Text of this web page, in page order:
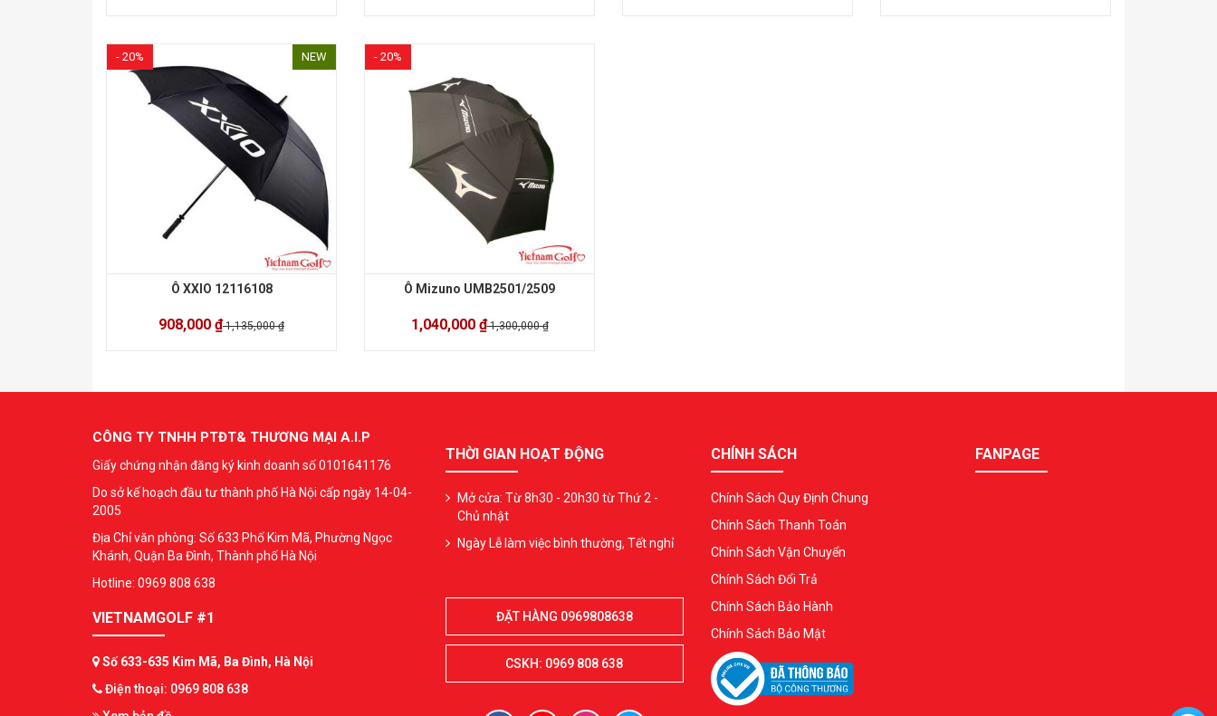
- 20% NEW
Ô XXIO 12116108
908,000 ₫1,135,000 ₫
- 20%
Ô Mizuno UMB2501/2509
1,040,000 ₫1,300,000 ₫
CÔNG TY TNHH PTĐT& THƯƠNG MẠI A.I.P
Giấy chứng nhận đăng ký kinh doanh số 0101641176
Do sở kế hoạch đầu tư thành phố Hà Nội cấp ngày 14-04-
2005
Địa Chỉ văn phòng: Số 633 Phố Kim Mã, Phường Ngọc
Khánh, Quận Ba Đình, Thành phố Hà Nội
Hotline: 0969 808 638
VIETNAMGOLF #1
Số 633-635 Kim Mã, Ba Đình, Hà Nội
Điện thoại: 0969 808 638
THỜI GIAN HOẠT ĐỘNG
Mở cửa: Từ 8h30 - 20h30 từ Thứ 2 -
Chủ nhật
Ngày Lễ làm việc bình thường, Tết nghỉ
ĐẶT HÀNG 0969808638
CSKH: 0969 808 638
CHÍNH SÁCH
Chính Sách Quy Định Chung
Chính Sách Thanh Toán
Chính Sách Vận Chuyển
Chính Sách Đổi Trả
Chính Sách Bảo Hành
Chính Sách Bảo Mật
FANPAGE